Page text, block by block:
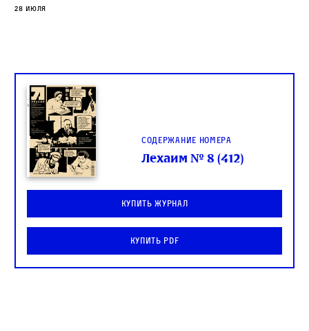
28 июля
Содержание номера
Лехаим № 8 (412)
Купить журнал
Купить PDF